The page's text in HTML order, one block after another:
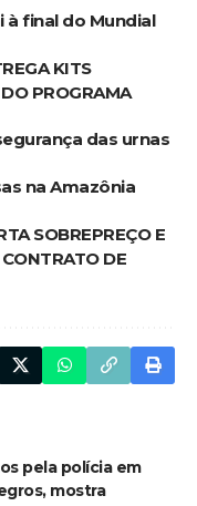
à final do Mundial
KITS
PROGRAMA
das urnas
na Amazônia
SOBREPREÇO E
DE
pela polícia em
mostra